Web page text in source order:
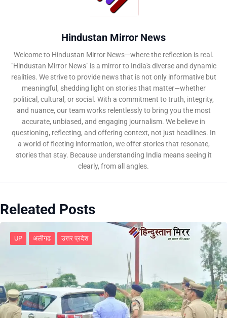
Hindustan Mirror News
Welcome to Hindustan Mirror News—where the reflection is real.
"Hindustan Mirror News" is a mirror to India's diverse and dynamic
realities. We strive to provide news that is not only informative but
meaningful, shedding light on stories that matter—whether
political, cultural, or social. With a commitment to truth, integrity,
and nuance, our team works relentlessly to bring you the most
accurate, unbiased, and engaging journalism. We believe in
questioning, reflecting, and offering context, not just headlines. In
a world of fleeting information, we offer stories that resonate,
stories that stay. Because understanding India means seeing it
clearly, from all angles.
Releated Posts
UP अलीगढ उत्तर प्रदेश